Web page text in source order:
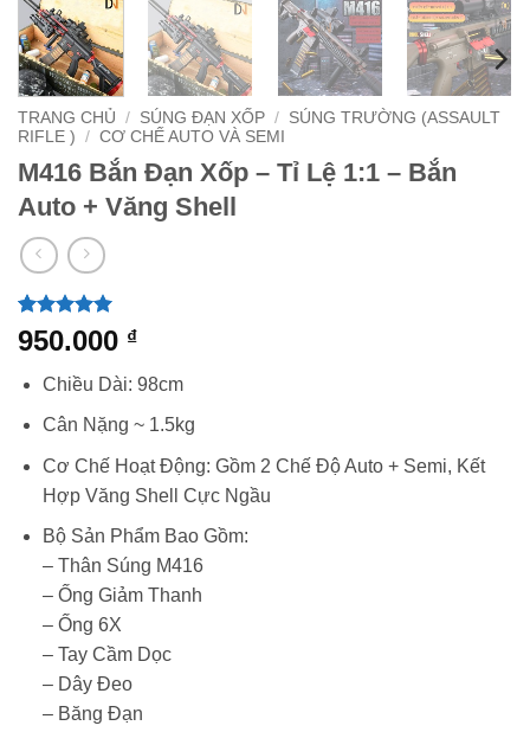
TRANG CHỦ / SÚNG ĐẠN XỐP / SÚNG TRƯỜNG (ASSAULT
RIFLE )
/ CƠ CHẾ AUTO VÀ SEMI
M416 Bắn Đạn Xốp – Tỉ Lệ 1:1 – Bắn
Auto + Văng Shell
5trên 5
dựa trên
1
950.000 ₫
Chiều Dài: 98cm
Cân Nặng ~ 1.5kg
Cơ Chế Hoạt Động: Gồm 2 Chế Độ Auto + Semi, Kết
Hợp Văng Shell Cực Ngầu
Bộ Sản Phẩm Bao Gồm:
– Thân Súng M416
– Ống Giảm Thanh
– Ống 6X
– Tay Cầm Dọc
– Dây Đeo
– Băng Đạn